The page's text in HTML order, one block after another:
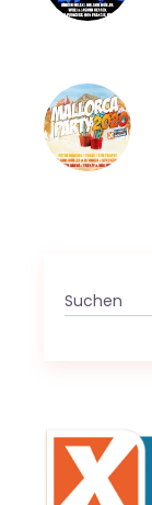
Search
for: